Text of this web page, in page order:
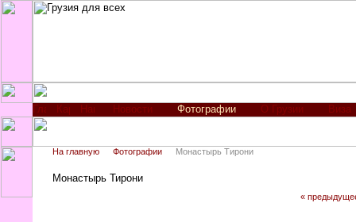
Новости Фотографии О Грузии Виза
На главную Фотографии Монастырь Тирони
Монастырь Тирони
«